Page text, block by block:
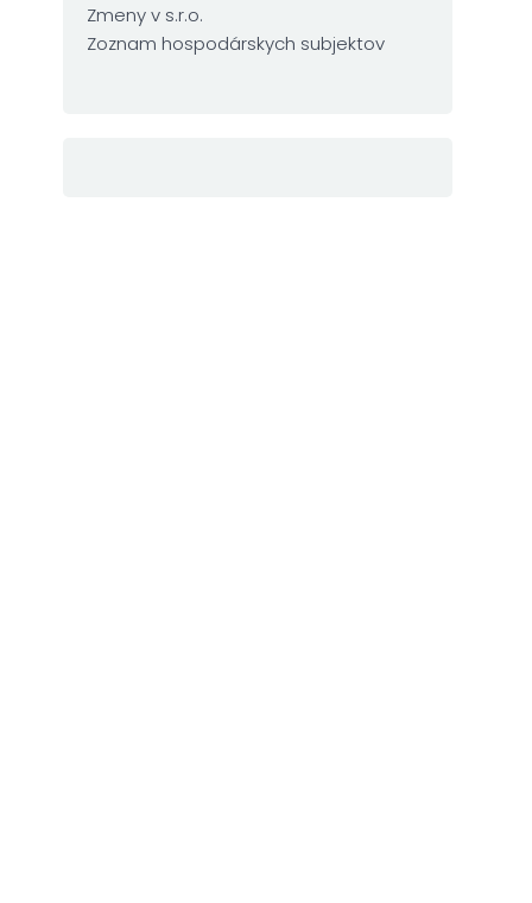
Zmeny v s.r.o.
Zoznam hospodárskych subjektov